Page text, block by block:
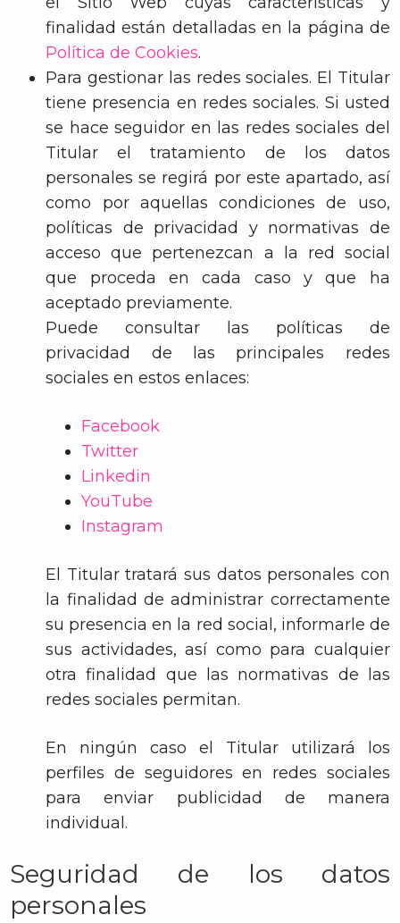
finalidad están detalladas en la página de
Política de Cookies.
Para gestionar las redes sociales. El Titular
tiene presencia en redes sociales. Si usted
se hace seguidor en las redes sociales del
Titular el tratamiento de los datos
personales se regirá por este apartado, así
como por aquellas condiciones de uso,
políticas de privacidad y normativas de
acceso que pertenezcan a la red social
que proceda en cada caso y que ha
aceptado previamente.
Puede consultar las políticas de
privacidad de las principales redes
sociales en estos enlaces:
Facebook
Twitter
Linkedin
YouTube
Instagram
El Titular tratará sus datos personales con
la finalidad de administrar correctamente
su presencia en la red social, informarle de
sus actividades, así como para cualquier
otra finalidad que las normativas de las
redes sociales permitan.
En ningún caso el Titular utilizará los
perfiles de seguidores en redes sociales
para enviar publicidad de manera
individual.
Seguridad de los datos
personales